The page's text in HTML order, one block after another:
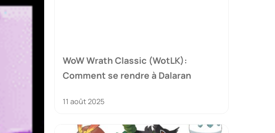
WoW Wrath Classic (WotLK):
Comment se rendre à Dalaran
11 août 2025